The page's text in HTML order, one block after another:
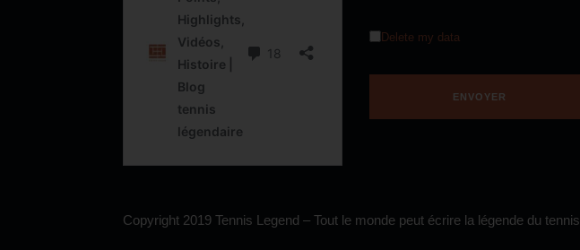
Delete my data
Copyright 2019 Tennis Legend – Tout le monde peut écrire la légende du tennis